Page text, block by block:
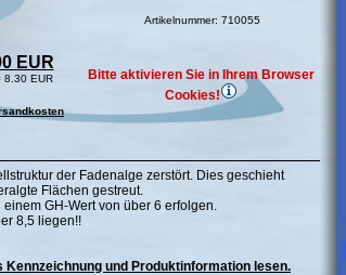
Artikelnummer: 710055
EUR
8.30 EUR
Bitte aktivieren Sie in Ihrem Browser
Cookies!
der Fadenalge zerstört. Dies geschieht
Flächen gestreut.
GH-Wert von über 6 erfolgen.
8,5 liegen!!
Kennzeichnung und Produktinformation lesen.